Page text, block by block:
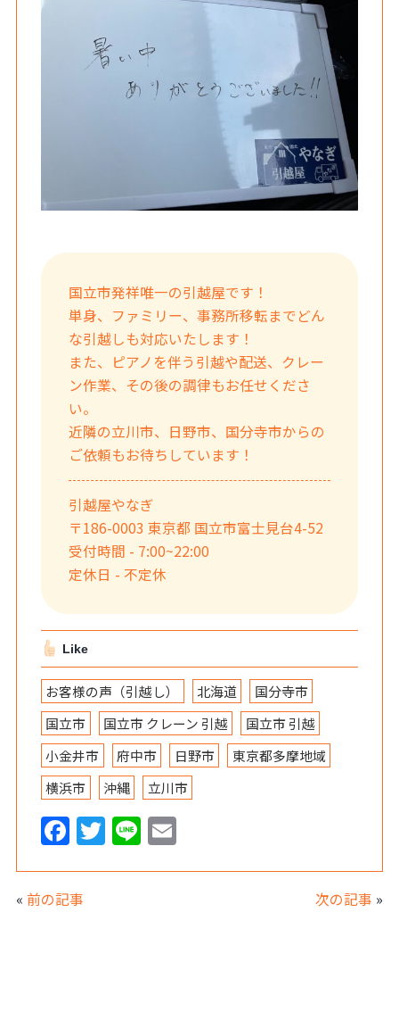
国立市発祥唯一の引越屋です！
単身、ファミリー、事務所移転までどん
な引越しも対応いたします！
また、ピアノを伴う引越や配送、クレー
ン作業、その後の調律もお任せくださ
い。
近隣の立川市、日野市、国分寺市からの
ご依頼もお待ちしています！
引越屋やなぎ
〒186-0003 東京都 国立市富士見台4-52
受付時間 - 7:00~22:00
定休日 - 不定休
Like
お客様の声（引越し） 北海道
国分寺市
国立市
国立市 クレーン 引越
国立市 引越
小金井市
府中市 日野市
東京都多摩地域
横浜市
沖縄 立川市
F
a
c
e
T
w
Li
n
E
« 前の記事 次の記事 »